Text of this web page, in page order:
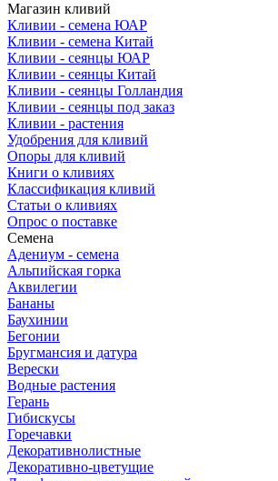
Магазин кливий
Кливии - семена ЮАР
Кливии - семена Китай
Кливии - сеянцы ЮАР
Кливии - сеянцы Китай
Кливии - сеянцы Голландия
Кливии - сеянцы под заказ
Кливии - растения
Удобрения для кливий
Опоры для кливий
Книги о кливиях
Классификация кливий
Статьи о кливиях
Опрос о поставке
Семена
Адениум - семена
Альпийская горка
Аквилегии
Бананы
Баухинии
Бегонии
Бругмансия и датура
Верески
Водные растения
Герань
Гибискусы
Горечавки
Декоративнолистные
Декоративно-цветущие